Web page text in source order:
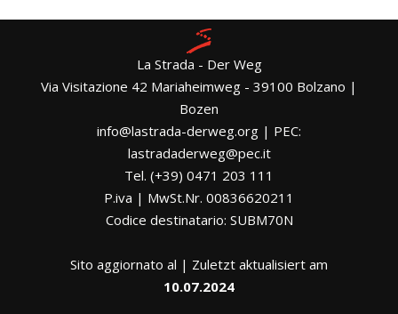
La Strada - Der Weg
Via Visitazione 42 Mariaheimweg - 39100 Bolzano |
Bozen
info@lastrada-derweg.org | PEC:
lastradaderweg@pec.it
Tel. (+39) 0471 203 111
P.iva | MwSt.Nr. 00836620211
Codice destinatario: SUBM70N
Sito aggiornato al | Zuletzt aktualisiert am
10.07.2024